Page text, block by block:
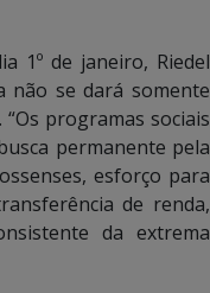
1º de janeiro, Riedel
não se dará somente
programas sociais
permanente pela
esforço para
de renda,
da extrema